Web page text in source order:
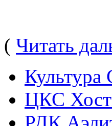
( Читать
Культура
ЦКС